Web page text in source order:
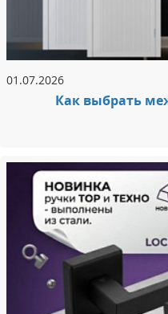
01.07.2026
Как выбрать